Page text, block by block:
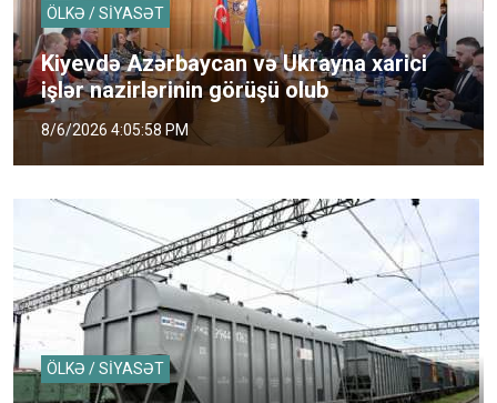
ÖLKƏ / SİYASƏT
Kiyevdə Azərbaycan və Ukrayna xarici
işlər nazirlərinin görüşü olub
8/6/2026 4:05:58 PM
ÖLKƏ / SİYASƏT